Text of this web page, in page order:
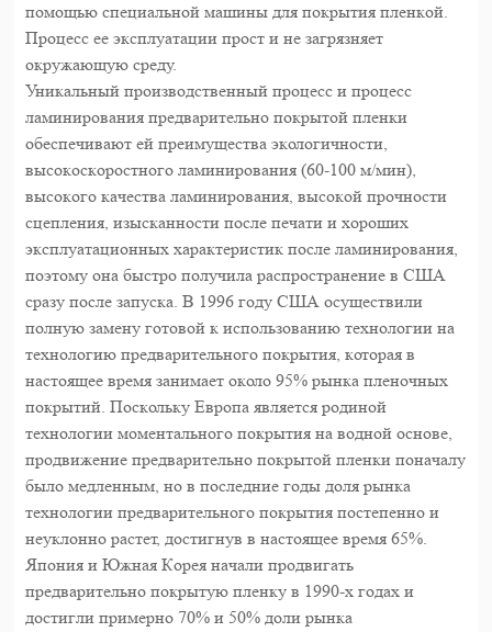
помощью специальной машины для покрытия пленкой.
Процесс ее эксплуатации прост и не загрязняет
окружающую среду.
Уникальный производственный процесс и процесс
ламинирования предварительно покрытой пленки
обеспечивают ей преимущества экологичности,
высокоскоростного ламинирования (60-100 м/мин),
высокого качества ламинирования, высокой прочности
сцепления, изысканности после печати и хороших
эксплуатационных характеристик после ламинирования,
поэтому она быстро получила распространение в США
сразу после запуска. В 1996 году США осуществили
полную замену готовой к использованию технологии на
технологию предварительного покрытия, которая в
настоящее время занимает около 95% рынка пленочных
покрытий. Поскольку Европа является родиной
технологии моментального покрытия на водной основе,
продвижение предварительно покрытой пленки поначалу
было медленным, но в последние годы доля рынка
технологии предварительного покрытия постепенно и
неуклонно растет, достигнув в настоящее время 65%.
Япония и Южная Корея начали продвигать
предварительно покрытую пленку в 1990-х годах и
достигли примерно 70% и 50% доли рынка